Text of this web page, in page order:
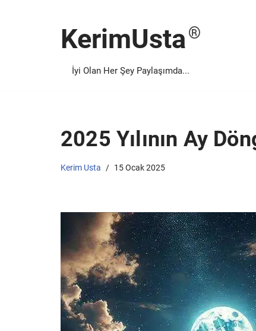
KerimUsta
İyi Olan Her Şey Paylaşımda...
2025 Yılının Ay
Kerim Usta 15 Ocak 2025